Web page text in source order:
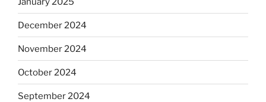
December 2024
November 2024
October 2024
September 2024